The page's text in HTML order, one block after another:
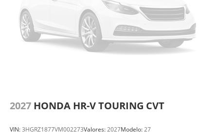
2027 HONDA HR-V TOURING CVT
VIN:3HGRZ1877VM002273Valores:2027Modelo:27